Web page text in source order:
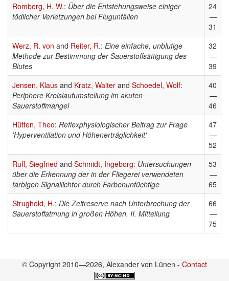
Romberg, H. W.: Über die Entstehungsweise einiger
tödlicher Verletzungen bei Flugunfällen
24
—
31
Werz, R. von and Reiter, R.: Eine einfache, unblutige
Methode zur Bestimmung der Sauerstoffsättigung des
Blutes
32
—
39
Jensen, Klaus and Kratz, Walter and Schoedel, Wolf:
Periphere Kreislaufumstellung im akuten
Sauerstoffmangel
40
—
46
Hütten, Theo: Reflexphysiologischer Beitrag zur Frage
'Hyperventilation und Höhenerträglichkeit'
47
—
52
Ruff, Siegfried and Schmidt, Ingeborg: Untersuchungen
über die Erkennung der in der Fliegerei verwendeten
farbigen Signallichter durch Farbenuntüchtige
53
—
65
Strughold, H.: Die Zeitreserve nach Unterbrechung der
Sauerstoffatmung in großen Höhen. II. Mitteilung
66
—
75
© Copyright 2010—2026, Alexander von Lünen - Contact